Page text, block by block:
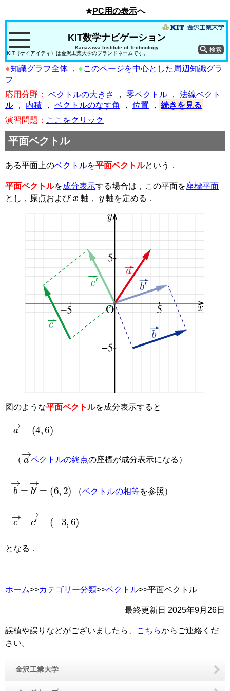
★PC用の表示へ
Kanazawa Institute of Technology
KIT数学ナビゲーション
KIT（ケイアイティ）は金沢工業大学のブランドネームです。
●知識グラフ全体 ， ●このページを中心とした周辺知識グラ
フ
応用分野：
ベクトルの大きさ ， 零ベクトル ， 法線ベクト
ル ， 内積 ， ベクトルのなす角 ， 位置 ， 続きを見る
演習問題： ここをクリック
平面ベクトル
ある平面上のベクトルを平面ベクトルという．
平面ベクトルを成分表示する場合は，この平面を座標平面
とし，原点および
x
軸，
y
軸を定める．
図のような平面ベクトルを成分表示すると
a→ =4 6
（
a→
ベクトルの終点の座標が成分表示になる）
b→ =b →=6 ,2
（ベクトルの相等を参照）
c→ =c = 3 6
となる．
ホーム>>カテゴリー分類>>ベクトル>>平面ベクトル
最終更新日 2025年9月26日
誤植や誤りなどがございましたら、 こちらからご連絡くだ
さい。
金沢工業大学